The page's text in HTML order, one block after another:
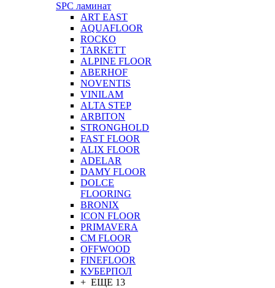
SPC ламинат
ART EAST
AQUAFLOOR
ROCKO
TARKETT
ALPINE FLOOR
ABERHOF
NOVENTIS
VINILAM
ALTA STEP
ARBITON
STRONGHOLD
FAST FLOOR
ALIX FLOOR
ADELAR
DAMY FLOOR
DOLCE
FLOORING
BRONIX
ICON FLOOR
PRIMAVERA
CM FLOOR
OFFWOOD
FINEFLOOR
КУБЕРПОЛ
+ ЕЩЕ 13